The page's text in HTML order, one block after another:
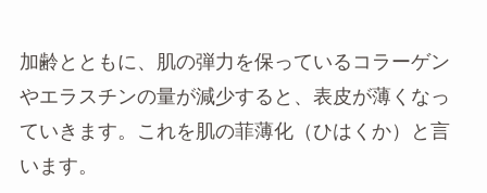
加齢とともに、肌の弾力を保っているコラーゲン
やエラスチンの量が減少すると、表皮が薄くなっ
ていきます。これを肌の菲薄化（ひはくか）と言
います。